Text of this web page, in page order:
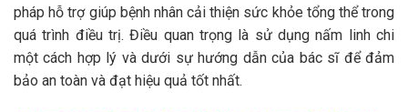
pháp hỗ trợ giúp bệnh nhân cải thiện sức khỏe tổng thể trong
quá trình điều trị. Điều quan trọng là sử dụng nấm linh chi
một cách hợp lý và dưới sự hướng dẫn của bác sĩ để đảm
bảo an toàn và đạt hiệu quả tốt nhất.